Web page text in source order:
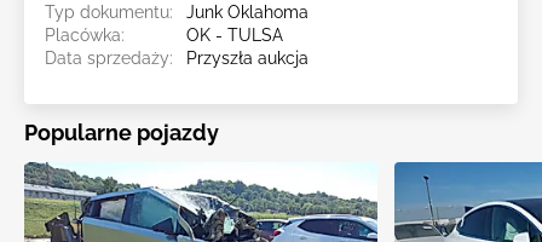
Typ dokumentu:
Junk Oklahoma
Placówka:
OK - TULSA
Data sprzedaży:
Przyszła aukcja
Popularne pojazdy